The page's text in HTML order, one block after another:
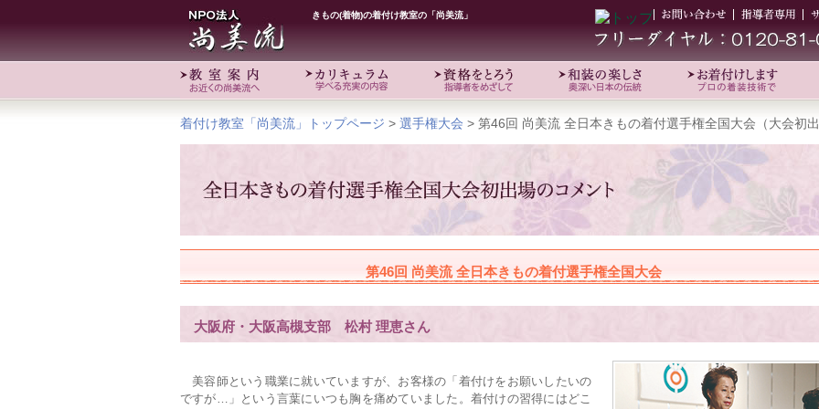
きもの(着物)の着付け教室の「尚美流」
着付け教室「尚美流」トップページ > 選手権大会 > 第46回 尚美流 全日本きもの着付選手権全国大会（大会初
第46回 尚美流 全日本きもの着付選手権全国大会
大阪府・大阪高槻支部 松村 理恵さん
美容師という職業に就いていますが、お客様の「着付けをお願いしたいの
ですが…」という言葉にいつも胸を痛めていました。着付けの習得にはどこ